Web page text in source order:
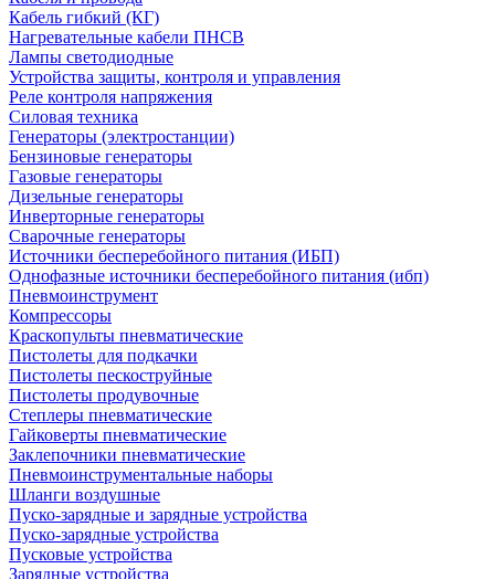
Кабель гибкий (КГ)
Нагревательные кабели ПНСВ
Лампы светодиодные
Устройства защиты, контроля и управления
Реле контроля напряжения
Силовая техника
Генераторы (электростанции)
Бензиновые генераторы
Газовые генераторы
Дизельные генераторы
Инверторные генераторы
Сварочные генераторы
Источники бесперебойного питания (ИБП)
Однофазные источники бесперебойного питания (ибп)
Пневмоинструмент
Компрессоры
Краскопульты пневматические
Пистолеты для подкачки
Пистолеты пескоструйные
Пистолеты продувочные
Степлеры пневматические
Гайковерты пневматические
Заклепочники пневматические
Пневмоинструментальные наборы
Шланги воздушные
Пуско-зарядные и зарядные устройства
Пуско-зарядные устройства
Пусковые устройства
Зарядные устройства